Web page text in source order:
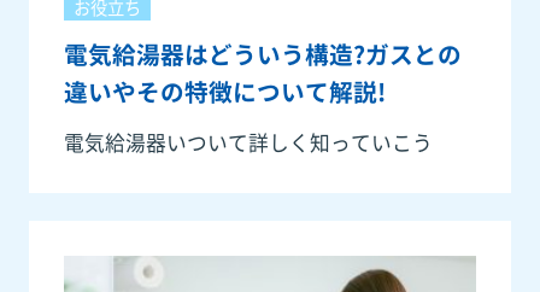
お役立ち
電気給湯器はどういう構造?ガスとの
違いやその特徴について解説!
電気給湯器いついて詳しく知っていこう